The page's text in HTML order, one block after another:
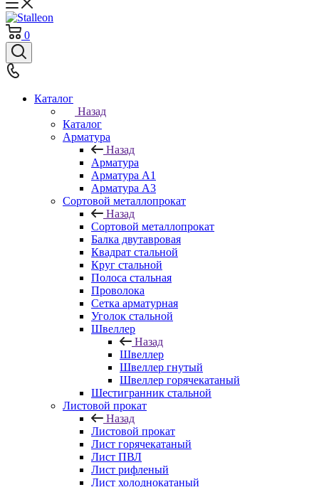
0
Каталог
Назад
Каталог
Арматура
Назад
Арматура
Арматура A1
Арматура А3
Сортовой металлопрокат
Назад
Сортовой металлопрокат
Балка двутавровая
Квадрат стальной
Круг стальной
Полоса стальная
Проволока
Сетка арматурная
Уголок стальной
Швеллер
Назад
Швеллер
Швеллер гнутый
Швеллер горячекатаный
Шестигранник стальной
Листовой прокат
Назад
Листовой прокат
Лист горячекатаный
Лист ПВЛ
Лист рифленый
Лист холоднокатаный